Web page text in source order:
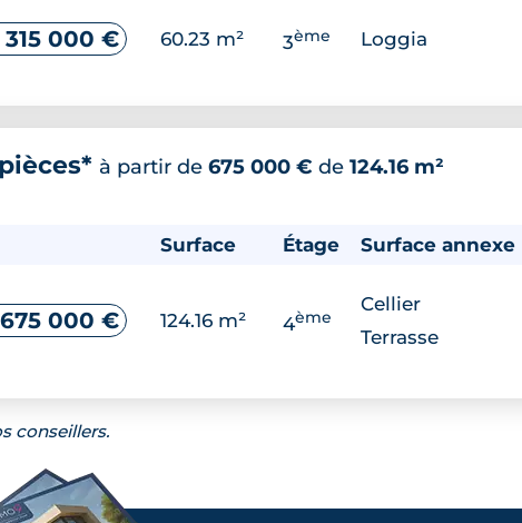
315 000 € 60.23 m² 3ème Loggia
à partir de 675 000 € de 124.16 m²
Surface Étage Surface annexe
675 000 € 124.16 m² 4ème
Cellier
Terrasse
conseillers.